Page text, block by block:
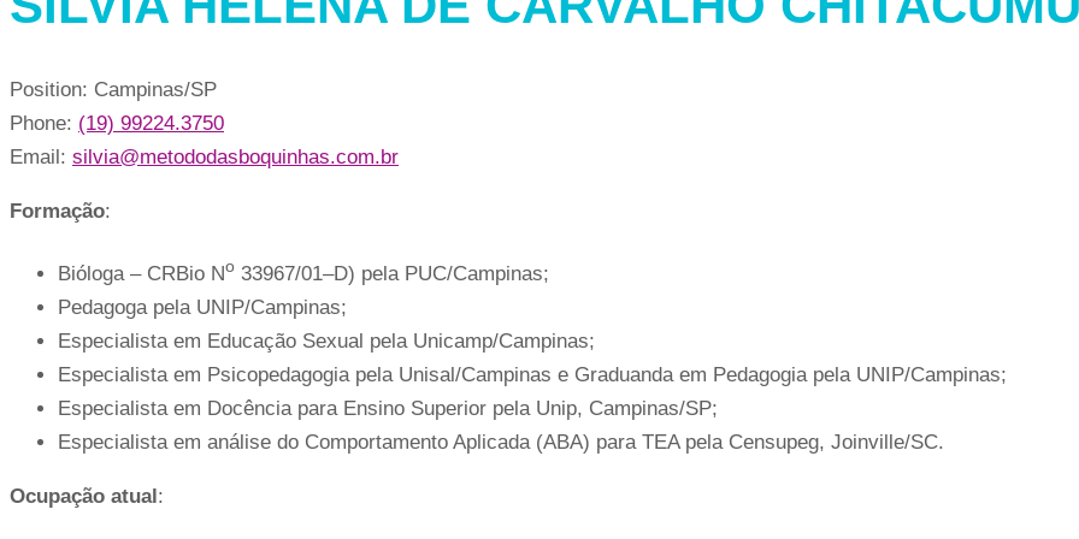
Position: Campinas/SP
Phone: (19) 99224.3750
Email: silvia@metododasboquinhas.com.br
Formação:
Bióloga – CRBio No 33967/01–D) pela PUC/Campinas;
Pedagoga pela UNIP/Campinas;
Especialista em Educação Sexual pela Unicamp/Campinas;
Especialista em Psicopedagogia pela Unisal/Campinas e Graduanda em Pedagogia pela UNIP/Campinas;
Especialista em Docência para Ensino Superior pela Unip, Campinas/SP;
Especialista em análise do Comportamento Aplicada (ABA) para TEA pela Censupeg, Joinville/SC.
Ocupação atual: